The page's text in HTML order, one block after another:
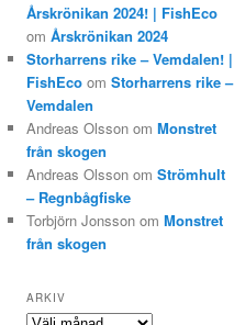
Årskrönikan 2024! | FishEco
om Årskrönikan 2024
Storharrens rike – Vemdalen! |
FishEco om Storharrens rike –
Vemdalen
Andreas Olsson om Monstret
från skogen
Andreas Olsson om Strömhult
– Regnbågfiske
Torbjörn Jonsson om Monstret
från skogen
ARKIV
Arkiv